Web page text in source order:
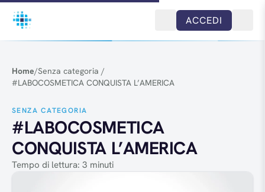
Salta al contenuto
ACCEDI
Home/Senza categoria /
#LABOCOSMETICA CONQUISTA L’AMERICA
SENZA CATEGORIA
#LABOCOSMETICA
CONQUISTA L’AMERICA
Tempo di lettura: 3 minuti